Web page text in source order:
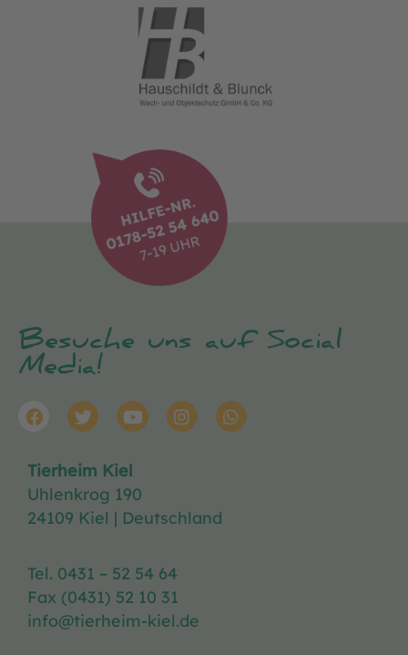
Besuche uns auf Social
Media!
Tierheim Kiel
Uhlenkrog 190
24109 Kiel | Deutschland
Tel. 0431 – 52 54 64
Fax (0431) 52 10 31
info@tierheim-kiel.de